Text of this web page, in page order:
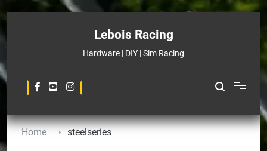
content
Lebois Racing
Hardware | DIY | Sim Racing
Home steelseries